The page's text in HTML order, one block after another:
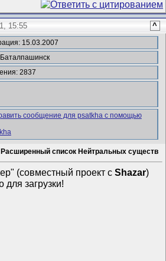
15:55 ^
15.03.2007
2837
Расширенный список Нейтральных существ
(совместный проект сShazar)
для загрузки!